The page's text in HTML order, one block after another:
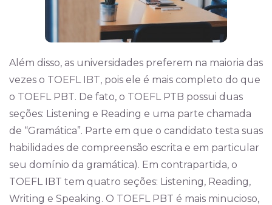
Além disso, as universidades preferem na maioria das
vezes o TOEFL IBT, pois ele é mais completo do que
o TOEFL PBT. De fato, o TOEFL PTB possui duas
seções: Listening e Reading e uma parte chamada
de “Gramática”. Parte em que o candidato testa suas
habilidades de compreensão escrita e em particular
seu domínio da gramática). Em contrapartida, o
TOEFL IBT tem quatro seções: Listening, Reading,
Writing e Speaking. O TOEFL PBT é mais minucioso,